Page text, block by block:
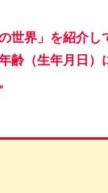
世界」を紹介し
齢 （生年月日）